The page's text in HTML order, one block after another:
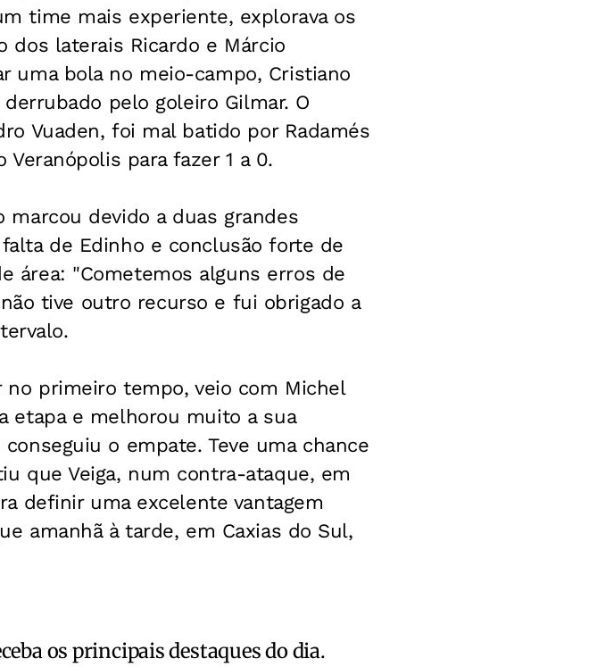
time mais experiente, explorava os
dos laterais Ricardo e Márcio
uma bola no meio-campo, Cristiano
pelo goleiro Gilmar. O
Vuaden, foi mal batido por Radamés
para fazer 1 a 0.
devido a duas grandes
de Edinho e conclusão forte de
área: "Cometemos alguns erros de
tive outro recurso e fui obrigado a
no primeiro tempo, veio com Michel
etapa e melhorou muito a sua
o empate. Teve uma chance
que Veiga, num contra-ataque, em
definir uma excelente vantagem
amanhã à tarde, em Caxias do Sul,
os principais destaques do dia.